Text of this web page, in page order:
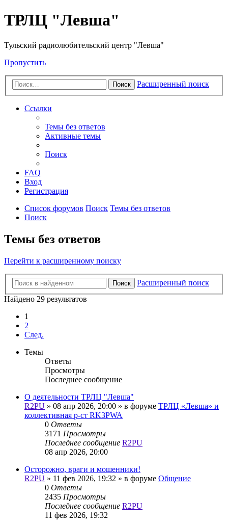
ТРЛЦ "Левша"
Тульский радиолюбительский центр "Левша"
Пропустить
Поиск Расширенный поиск
Ссылки
Темы без ответов
Активные темы
Поиск
FAQ
Вход
Регистрация
Список форумов Поиск Темы без ответов
Поиск
Темы без ответов
Перейти к расширенному поиску
Поиск
Расширенный поиск
Найдено 29 результатов
1
2
След.
Темы
Ответы
Просмотры
Последнее сообщение
О деятельности ТРЛЦ "Левша"
R2PU » 08 апр 2026, 20:00 » в форуме ТРЛЦ «Левша» и
коллективная р-ст RK3PWA
0 Ответы
3171 Просмотры
Последнее сообщение R2PU
08 апр 2026, 20:00
Осторожно, враги и мошенники!
R2PU » 11 фев 2026, 19:32 » в форуме Общение
0 Ответы
2435 Просмотры
Последнее сообщение R2PU
11 фев 2026, 19:32